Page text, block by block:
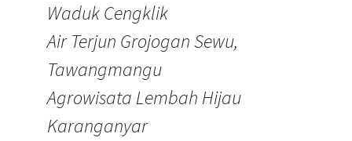
Waduk Cengklik
Air Terjun Grojogan Sewu,
Tawangmangu
Agrowisata Lembah Hijau
Karanganyar